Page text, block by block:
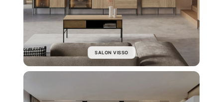
SALON VISSO